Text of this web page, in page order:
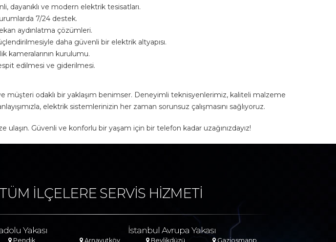
dayanıklı ve modern elektrik tesisatları.
7/24 destek.
aydınlatma çözümleri.
daha güvenli bir elektrik altyapısı.
kameralarının kurulumu.
edilmesi ve giderilmesi.
odaklı bir yaklaşım benimser. Deneyimli teknisyenlerimiz, kaliteli malzeme
elektrik sistemlerinizin her zaman sorunsuz çalışmasını sağlıyoruz.
Güvenli ve konforlu bir yaşam için bir telefon kadar uzağınızdayız!
İLÇELERE SERVİS HİZMETİ
Yakası
Pendik
İstanbul Avrupa Yakası
Arnavutköy Beylikdüzü Gaziosmanpaşa